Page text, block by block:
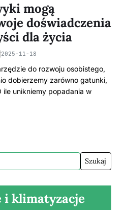
mogą
doświadczenia
dla życia
2025-11-18
do rozwoju osobistego,
dobierzemy zarówno gatunki,
ile unikniemy popadania w
i klimatyzacje